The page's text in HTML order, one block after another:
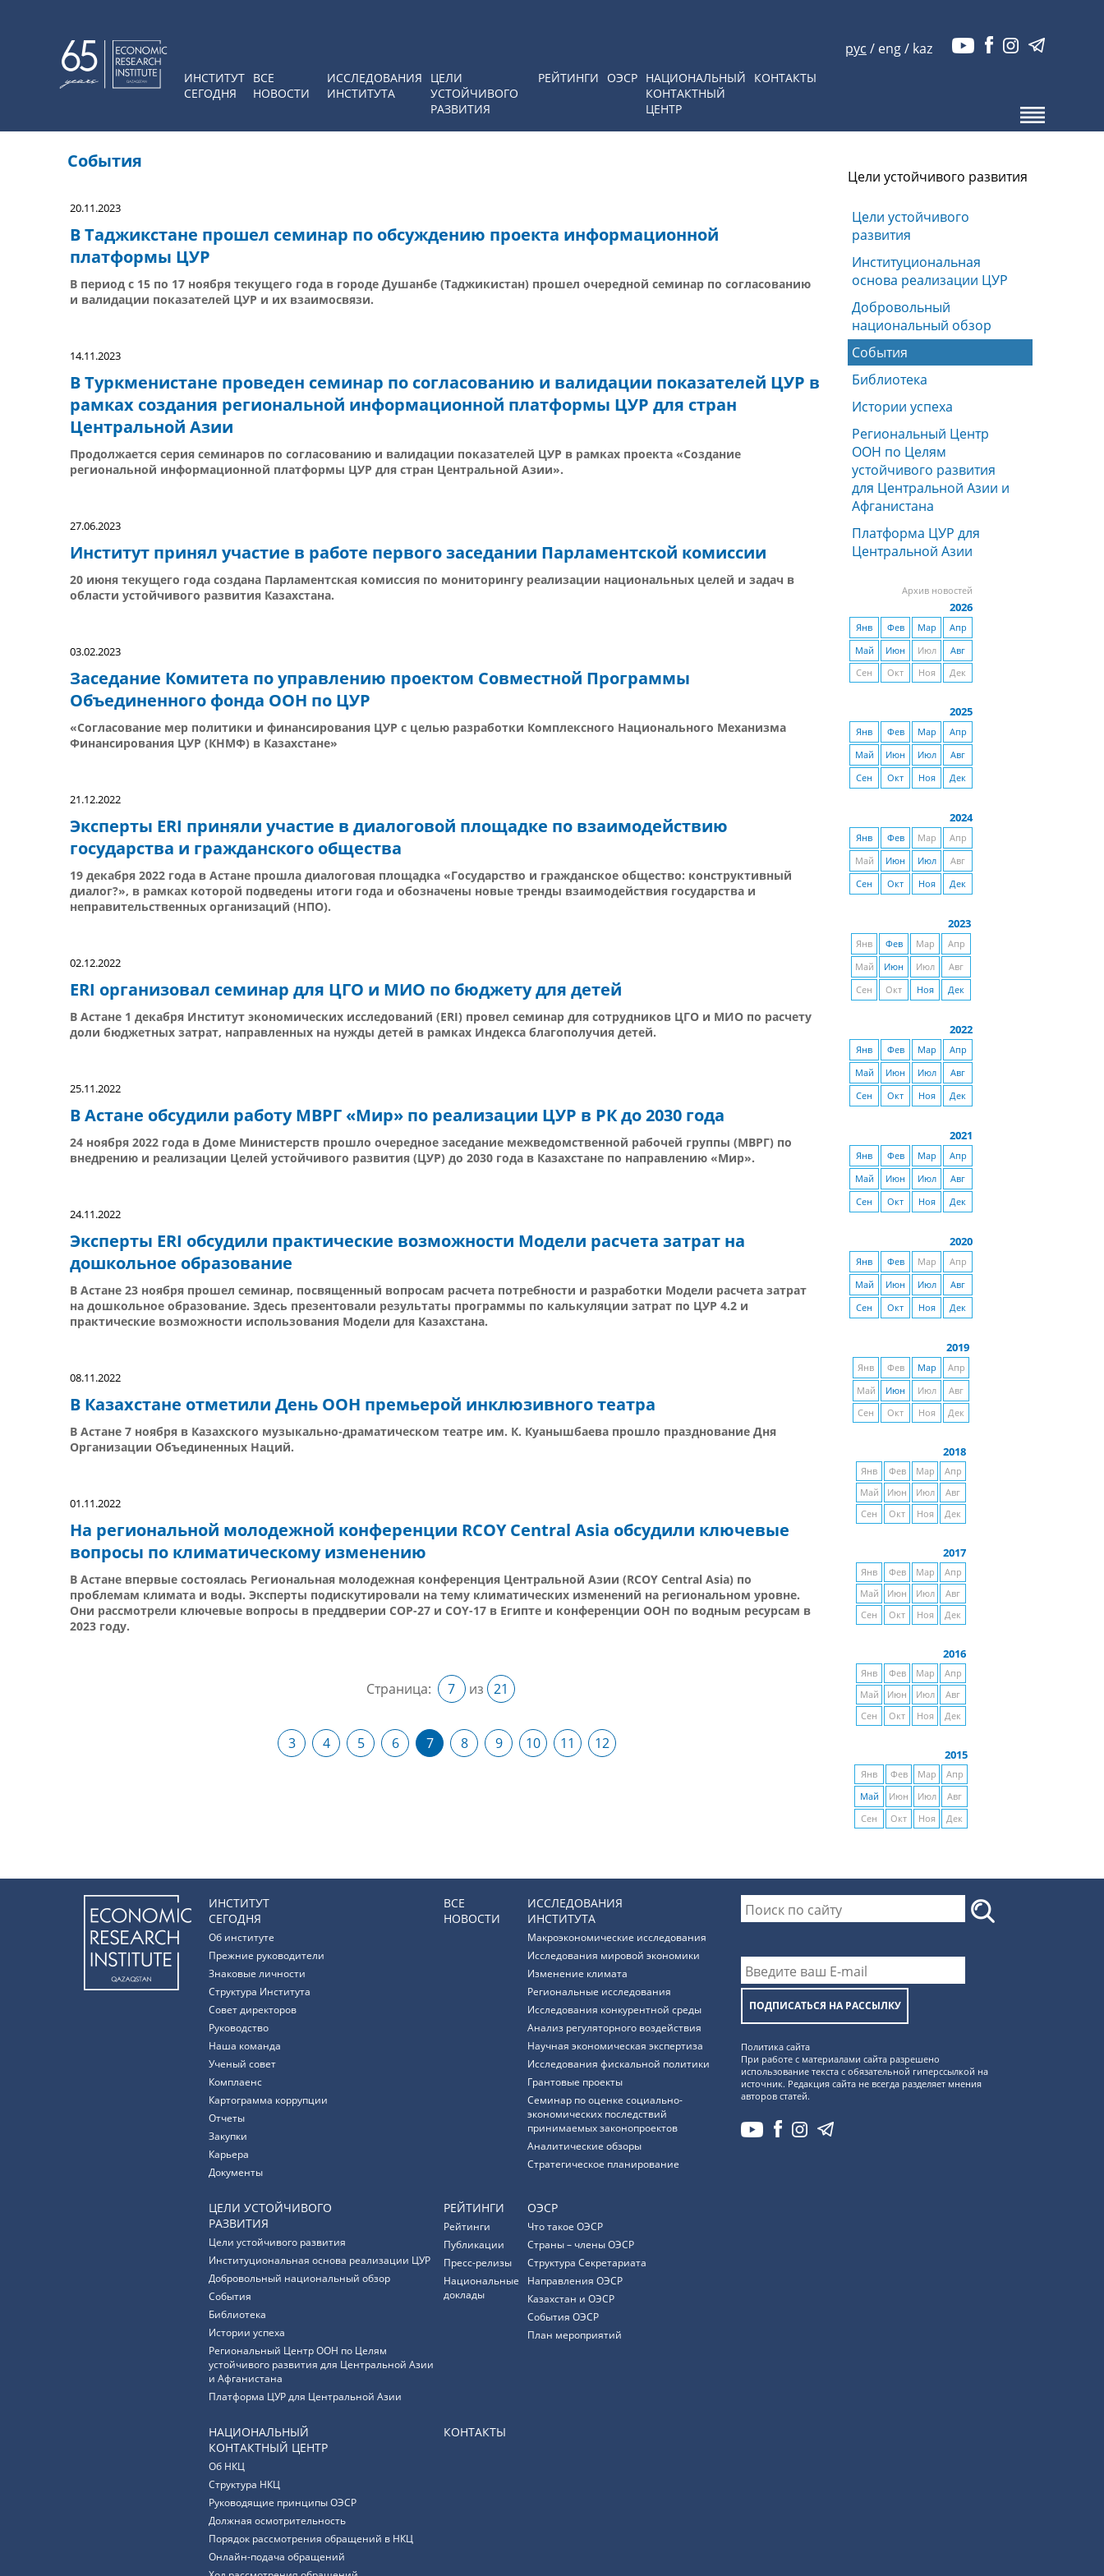
ИНСТИТУТ
СЕГОДНЯ
ВСЕ
НОВОСТИ
ИССЛЕДОВАНИЯ
ИНСТИТУТА
ЦЕЛИ
УСТОЙЧИВОГО
РАЗВИТИЯ
РЕЙТИНГИ ОЭСР НАЦИОНАЛЬНЫЙ
КОНТАКТНЫЙ
ЦЕНТР
КОНТАКТЫ
рус / eng/ kaz
События
20.11.2023
В Таджикстане прошел семинар по обсуждению проекта информационной
платформы ЦУР
В период с 15 по 17 ноября текущего года в городе Душанбе (Таджикистан) прошел очередной семинар по согласованию
и валидации показателей ЦУР и их взаимосвязи.
14.11.2023
В Туркменистане проведен семинар по согласованию и валидации показателей ЦУР в
рамках создания региональной информационной платформы ЦУР для стран
Центральной Азии
Продолжается серия семинаров по согласованию и валидации показателей ЦУР в рамках проекта «Создание
региональной информационной платформы ЦУР для стран Центральной Азии».
27.06.2023
Институт принял участие в работе первого заседании Парламентской комиссии
20 июня текущего года создана Парламентская комиссия по мониторингу реализации национальных целей и задач в
области устойчивого развития Казахстана.
03.02.2023
Заседание Комитета по управлению проектом Совместной Программы
Объединенного фонда ООН по ЦУР
«Согласование мер политики и финансирования ЦУР с целью разработки Комплексного Национального Механизма
Финансирования ЦУР (КНМФ) в Казахстане»
21.12.2022
Эксперты ERI приняли участие в диалоговой площадке по взаимодействию
государства и гражданского общества
19 декабря 2022 года в Астане прошла диалоговая площадка «Государство и гражданское общество: конструктивный
диалог?», в рамках которой подведены итоги года и обозначены новые тренды взаимодействия государства и
неправительственных организаций (НПО).
02.12.2022
ERI организовал семинар для ЦГО и МИО по бюджету для детей
В Астане 1 декабря Институт экономических исследований (ERI) провел семинар для сотрудников ЦГО и МИО по расчету
доли бюджетных затрат, направленных на нужды детей в рамках Индекса благополучия детей.
25.11.2022
В Астане обсудили работу МВРГ «Мир» по реализации ЦУР в РК до 2030 года
24 ноября 2022 года в Доме Министерств прошло очередное заседание межведомственной рабочей группы (МВРГ) по
внедрению и реализации Целей устойчивого развития (ЦУР) до 2030 года в Казахстане по направлению «Мир».
24.11.2022
Эксперты ERI обсудили практические возможности Модели расчета затрат на
дошкольное образование
В Астане 23 ноября прошел семинар, посвященный вопросам расчета потребности и разработки Модели расчета затрат
на дошкольное образование. Здесь презентовали результаты программы по калькуляции затрат по ЦУР 4.2 и
практические возможности использования Модели для Казахстана.
08.11.2022
В Казахстане отметили День ООН премьерой инклюзивного театра
В Астане 7 ноября в Казахского музыкально-драматическом театре им. К. Куанышбаева прошло празднование Дня
Организации Объединенных Наций.
01.11.2022
На региональной молодежной конференции RCOY Central Asia обсудили ключевые
вопросы по климатическому изменению
В Астане впервые состоялась Региональная молодежная конференция Центральной Азии (RCOY Central Asia) по
проблемам климата и воды. Эксперты подискутировали на тему климатических изменений на региональном уровне.
Они рассмотрели ключевые вопросы в преддверии COP-27 и COY-17 в Египте и конференции ООН по водным ресурсам в
2023 году.
Страница: 7 из 21
3 4 5 6 7 8 9 10 11 12
Цели устойчивого развития
Цели устойчивого
развития
Институциональная
основа реализации ЦУР
Добровольный
национальный обзор
События
Библиотека
Истории успеха
Региональный Центр
ООН по Целям
устойчивого развития
для Центральной Азии и
Афганистана
Платформа ЦУР для
Центральной Азии
Архив новостей
2026
Янв Фев Мар
Апр
Май
Июн Июл
Авг
Сен
Окт Ноя Дек
2025
Янв Фев Мар
Апр
Май
Июн Июл
Авг
Сен
Окт Ноя Дек
2024
Янв Фев Мар
Апр
Май
Июн Июл
Авг
Сен
Окт Ноя Дек
2023
Янв Фев Мар
Апр
Май
Июн Июл
Авг
Сен
Окт Ноя Дек
2022
Янв Фев Мар
Апр
Май
Июн Июл
Авг
Сен
Окт Ноя Дек
2021
Янв Фев Мар
Апр
Май
Июн Июл
Авг
Сен
Окт Ноя Дек
2020
Янв Фев Мар
Апр
Май
Июн Июл
Авг
Сен
Окт Ноя Дек
2019
Янв Фев Мар
Апр
Май
Июн Июл
Авг
Сен
Окт Ноя Дек
2018
Янв Фев Мар
Апр
Май
Июн Июл
Авг
Сен
Окт Ноя Дек
2017
Янв Фев Мар
Апр
Май
Июн Июл
Авг
Сен
Окт Ноя Дек
2016
Янв Фев Мар
Апр
Май
Июн Июл
Авг
Сен
Окт Ноя Дек
2015
Янв Фев Мар
Апр
Май
Июн Июл
Авг
Сен
Окт Ноя Дек
ИНСТИТУТ
СЕГОДНЯ
Об институте
Прежние руководители
Знаковые личности
Структура Института
Совет директоров
Руководство
Наша команда
Ученый совет
Комплаенс
Картограмма коррупции
Отчеты
Закупки
Карьера
Документы
ВСЕ
НОВОСТИ
ИССЛЕДОВАНИЯ
ИНСТИТУТА
Макроэкономические исследования
Исследования мировой экономики
Изменение климата
Региональные исследования
Исследования конкурентной среды
Анализ регуляторного воздействия
Научная экономическая экспертиза
Исследования фискальной политики
Грантовые проекты
Семинар по оценке социально-
экономических последствий
принимаемых законопроектов
Аналитические обзоры
Стратегическое планирование
ЦЕЛИ УСТОЙЧИВОГО
РАЗВИТИЯ
Цели устойчивого развития
Институциональная основа реализации ЦУР
Добровольный национальный обзор
События
Библиотека
Истории успеха
Региональный Центр ООН по Целям
устойчивого развития для Центральной Азии
и Афганистана
Платформа ЦУР для Центральной Азии
РЕЙТИНГИ
Рейтинги
Публикации
Пресс-релизы
Национальные
доклады
ОЭСР
Что такое ОЭСР
Страны – члены ОЭСР
Структура Секретариата
Направления ОЭСР
Казахстан и ОЭСР
События ОЭСР
План мероприятий
НАЦИОНАЛЬНЫЙ
КОНТАКТНЫЙ ЦЕНТР
Об НКЦ
Структура НКЦ
Руководящие принципы ОЭСР
Должная осмотрительность
Порядок рассмотрения обращений в НКЦ
Онлайн-подача обращений
КОНТАКТЫ
ПОДПИСАТЬСЯ НА РАССЫЛКУ
Политика сайта
При работе с материалами сайта разрешено
использование текста с обязательной гиперссылкой на
источник. Редакция сайта не всегда разделяет мнения
авторов статей.